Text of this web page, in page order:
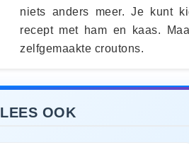
niets anders meer. Je kunt
recept met ham en kaas.
zelfgemaakte croutons.
LEES OOK